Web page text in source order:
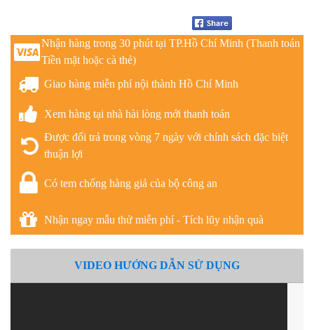
Nhận hàng trong 30 phút tại TP.Hồ Chí Minh (Thanh toán
Tiền mặt hoặc cà thẻ)
Giao hàng miễn phí nội thành Hồ Chí Minh
Xem hàng tại nhà hài lòng mới thanh toán
Được đổi trả trong vòng 7 ngày với chính sách đặc biệt
thuận lợi
Có tem chống hàng giả của bộ công an
Nhận ngay mẫu thử miễn phí - Tích lũy nhận quà
VIDEO HƯỚNG DẪN SỬ DỤNG